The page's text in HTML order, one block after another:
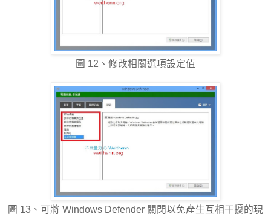
圖 12、修改相關選項設定值
圖 13、可將 Windows Defender 關閉以免產生互相干擾的現